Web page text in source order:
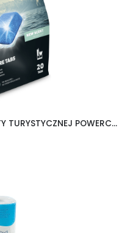
DOMETIC TABLETKI DO TOALETY TURYSTYCZNEJ POWERCARE TABS 20 SZTUK